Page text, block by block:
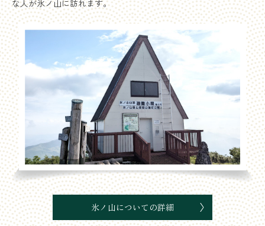
な人が氷ノ山に訪れます。
氷ノ山についての詳細